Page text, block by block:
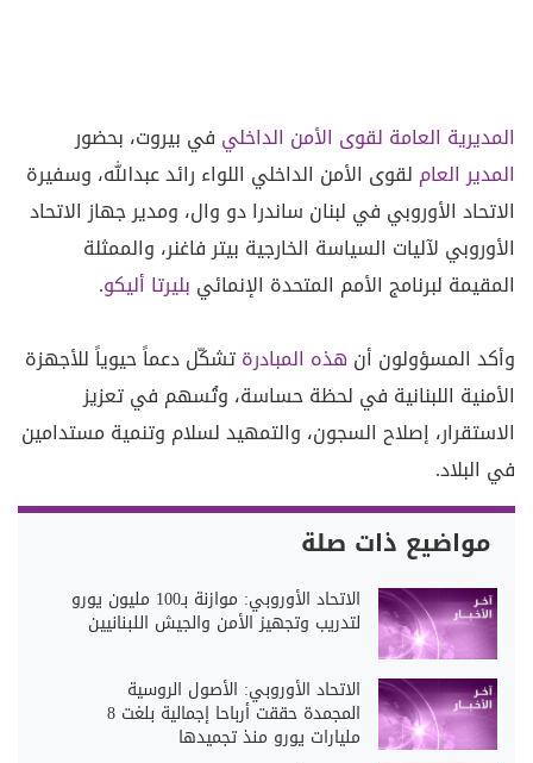
المديرية العامة لقوى الأمن الداخلي في بيروت، بحضور
المدير العام لقوى الأمن الداخلي اللواء رائد عبدالله، وسفيرة
الاتحاد الأوروبي في لبنان ساندرا دو وال، ومدير جهاز الاتحاد
الأوروبي لآليات السياسة الخارجية بيتر فاغنر، والممثلة
المقيمة لبرنامج الأمم المتحدة الإنمائي بليرتا أليكو.
وأكد المسؤولون أن هذه المبادرةتشكّل دعماً حيوياً للأجهزة
الأمنية اللبنانية في لحظة حساسة، وتُسهم في تعزيز
الاستقرار، إصلاح السجون، والتمهيد لسلام وتنمية مستدامين
في البلاد.
مواضيع ذات صلة
الاتحاد الأوروبي: موازنة بـ100 مليون يورو
لتدريب وتجهيز الأمن والجيش اللبنانيين
الاتحاد الأوروبي: الأصول الروسية
المجمدة حققت أرباحا إجمالية بلغت 8
مليارات يورو منذ تجميدها